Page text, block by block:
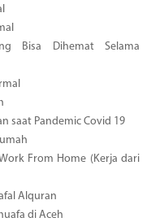
Bisa Dihemat Selama
saat Pandemic Covid 19
From Home (Kerja dari
Alquran
di Aceh